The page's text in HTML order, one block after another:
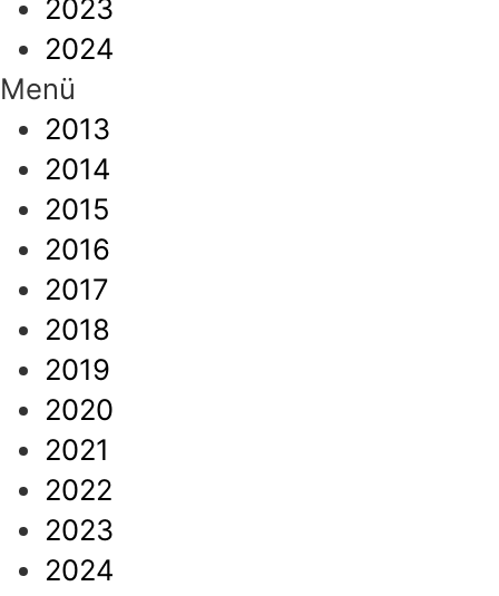
2023
2024
Menü
2013
2014
2015
2016
2017
2018
2019
2020
2021
2022
2023
2024